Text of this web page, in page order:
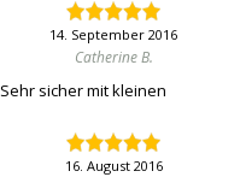
14. September 2016
Catherine B.
Sehr sicher mit kleinen
16. August 2016